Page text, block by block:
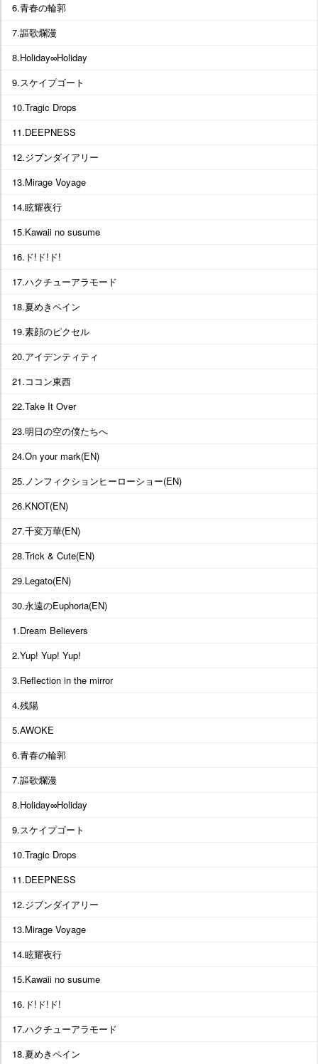
6.青春の輪郭
7.謳歌爛漫
8.Holiday∞Holiday
9.スケイプゴート
10.Tragic Drops
11.DEEPNESS
12.ジブンダイアリー
13.Mirage Voyage
14.眩耀夜行
15.Kawaii no susume
16.ド!ド!ド!
17.ハクチューアラモード
18.夏めきペイン
19.素顔のピクセル
20.アイデンティティ
21.ココン東西
22.Take It Over
23.明日の空の僕たちへ
24.On your mark(EN)
25.ノンフィクションヒーローショー(EN)
26.KNOT(EN)
27.千変万華(EN)
28.Trick & Cute(EN)
29.Legato(EN)
30.永遠のEuphoria(EN)
1.Dream Believers
2.Yup! Yup! Yup!
3.Reflection in the mirror
4.残陽
5.AWOKE
6.青春の輪郭
7.謳歌爛漫
8.Holiday∞Holiday
9.スケイプゴート
10.Tragic Drops
11.DEEPNESS
12.ジブンダイアリー
13.Mirage Voyage
14.眩耀夜行
15.Kawaii no susume
16.ド!ド!ド!
17.ハクチューアラモード
18.夏めきペイン